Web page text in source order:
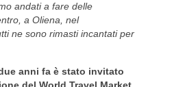
andati a fare delle
a Oliena, nel
ne sono rimasti incantati per
anni fa è stato invitato